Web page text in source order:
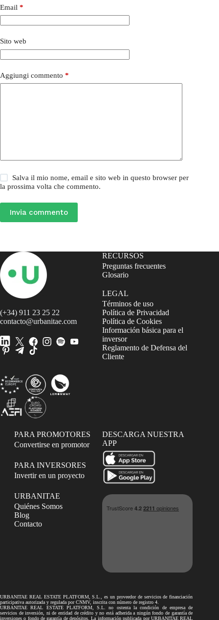
Email *
Sito web
Aggiungi commento *
Salva il mio nome, email e sito web in questo browser per
la prossima volta che commento.
Invia commento
(+34) 911 23 25 22
contacto@urbanitae.com
RECURSOS
Preguntas frecuentes
Glosario
LEGAL
Términos de uso
Política de Privacidad
Política de Cookies
Información básica para el
inversor
Reglamento de Defensa del
Cliente
PARA PROMOTORES
Convertirse en promotor
PARA INVERSORES
Invertir en un proyecto
URBANITAE
Quiénes Somos
Blog
Contacto
DESCARGA NUESTRA
APP
URBANITAE REAL ESTATE PLATFORM, S.L., es un proveedor de servicios de financiación
participativa autorizada y regulada por CNMV, inscrita con número de registro 4.
URBANITAE REAL ESTATE PLATFORM, S.L. no ostenta la condición de empresa de
servicios de inversión, ni de entidad de crédito y no está adherida a ningún fondo de garantía de
inversiones o fondo de garantía de depósitos. La información publicada por URBANITAE REAL